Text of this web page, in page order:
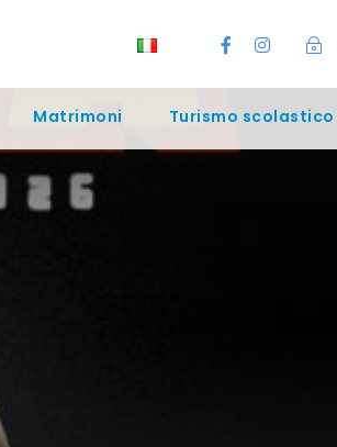
Matrimoni Turismo scolastico